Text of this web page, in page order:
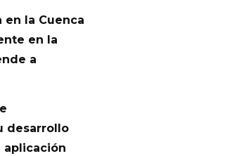
la Cuenca
en la
a
desarrollo
aplicación